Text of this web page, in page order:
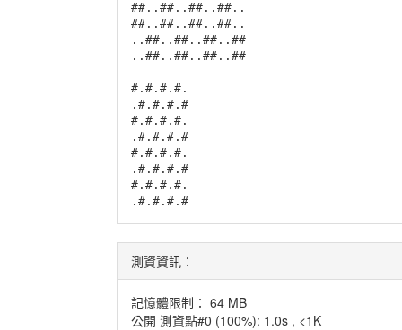
##..##..##..##..
##..##..##..##..
..##..##..##..##
..##..##..##..##
#.#.#.#.
.#.#.#.#
#.#.#.#.
.#.#.#.#
#.#.#.#.
.#.#.#.#
#.#.#.#.
.#.#.#.#
測資資訊：
記憶體限制： 64 MB
公開 測資點#0 (100%): 1.0s , <1K